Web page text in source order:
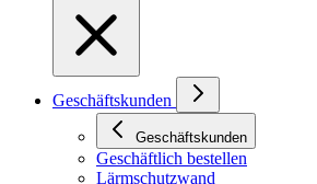
Geschäftskunden
Geschäftskunden
Geschäftlich bestellen
Lärmschutzwand